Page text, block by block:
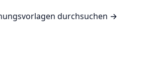
durchsuchen →